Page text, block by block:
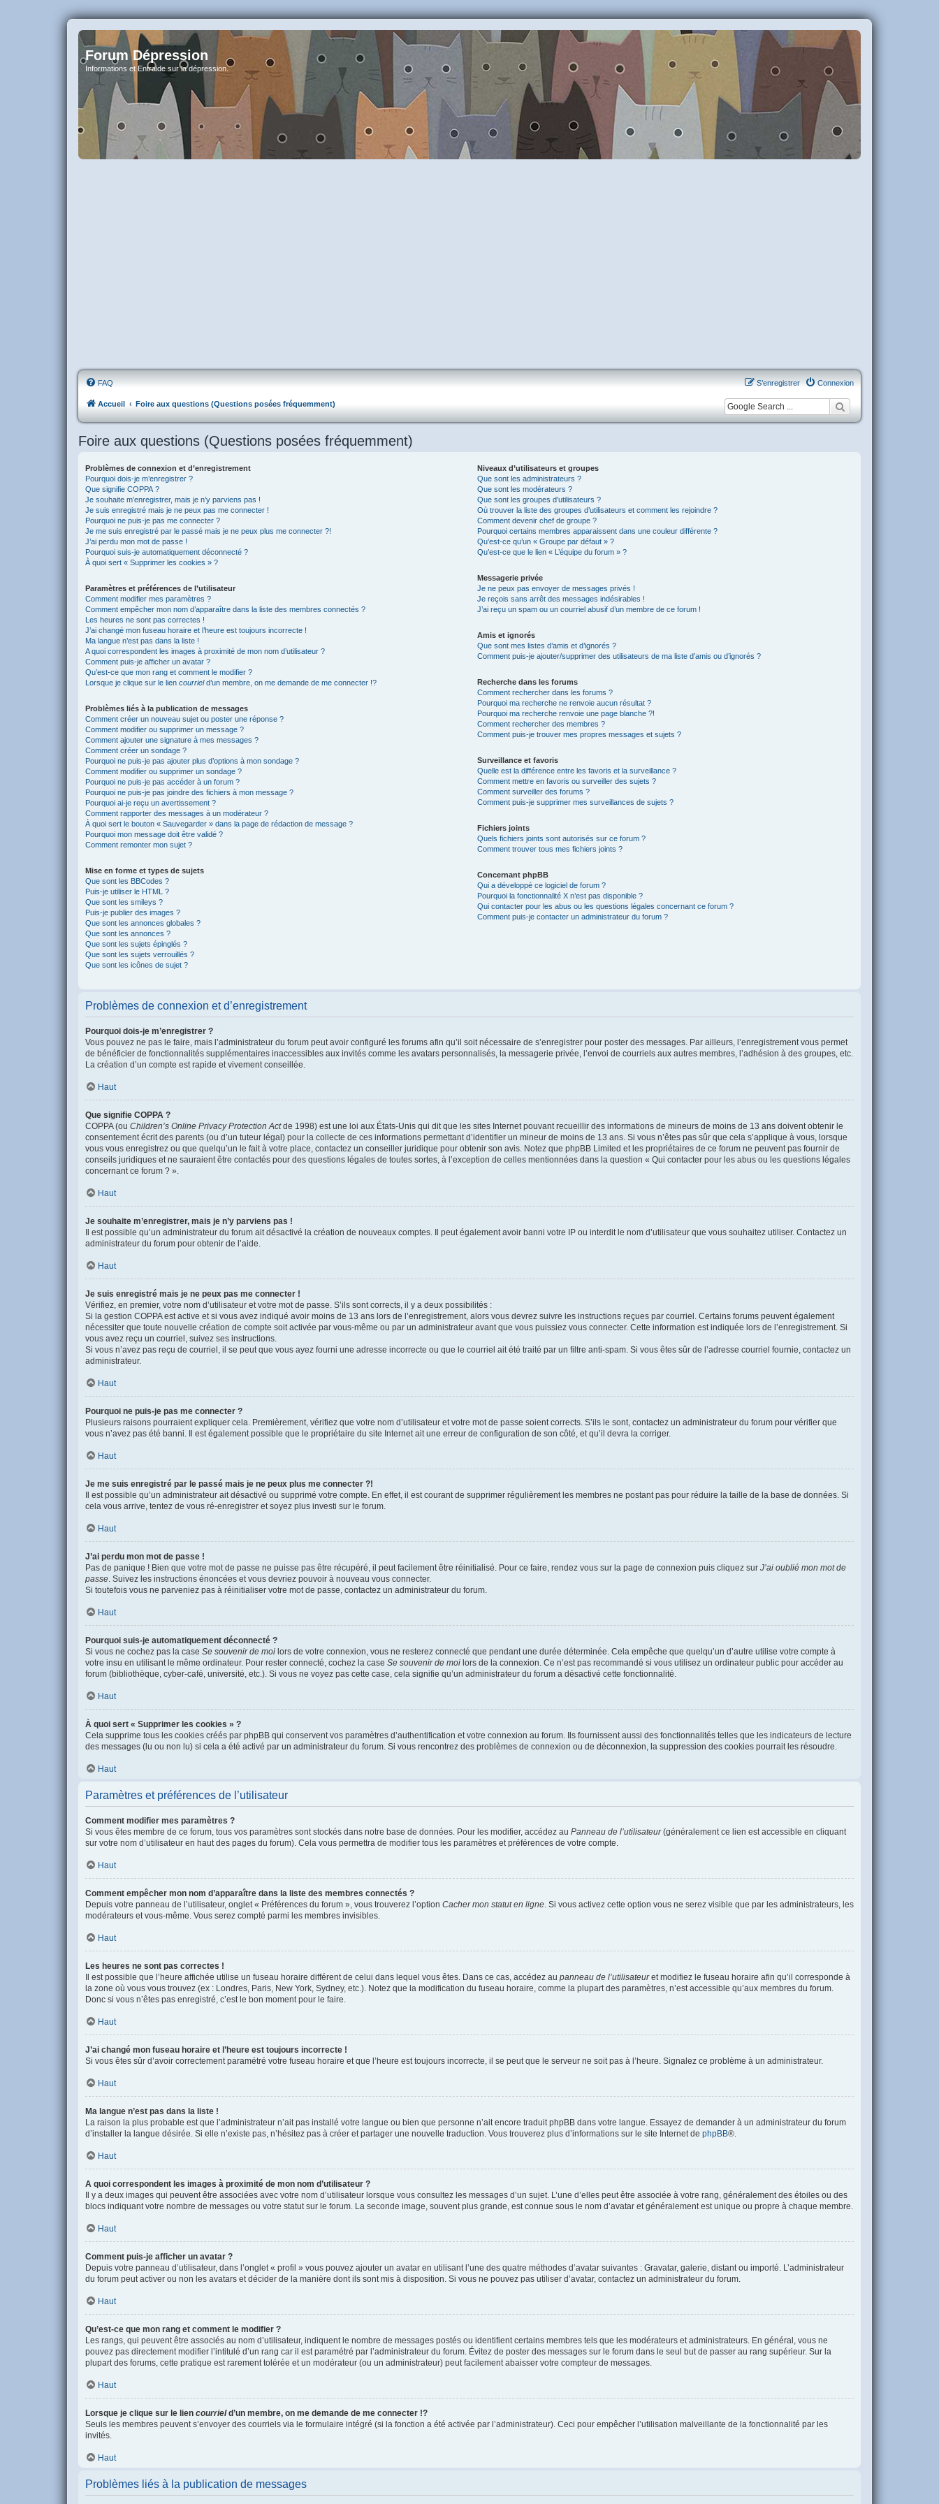
Forum Dépression
Informations et Entraide sur la dépression.
FAQ Connexion
S’enregistrer
Accueil Foire aux questions (Questions posées fréquemment)
Foire aux questions (Questions posées fréquemment)
Problèmes de connexion et d’enregistrement
Pourquoi dois-je m’enregistrer ?
Que signifie COPPA ?
Je souhaite m’enregistrer, mais je n’y parviens pas !
Je suis enregistré mais je ne peux pas me connecter !
Pourquoi ne puis-je pas me connecter ?
Je me suis enregistré par le passé mais je ne peux plus me connecter ?!
J’ai perdu mon mot de passe !
Pourquoi suis-je automatiquement déconnecté ?
À quoi sert « Supprimer les cookies » ?
Paramètres et préférences de l’utilisateur
Comment modifier mes paramètres ?
Comment empêcher mon nom d’apparaître dans la liste des membres connectés ?
Les heures ne sont pas correctes !
J’ai changé mon fuseau horaire et l’heure est toujours incorrecte !
Ma langue n’est pas dans la liste !
A quoi correspondent les images à proximité de mon nom d’utilisateur ?
Comment puis-je afficher un avatar ?
Qu’est-ce que mon rang et comment le modifier ?
Lorsque je clique sur le lien courrield’un membre, on me demande de me connecter !?
Problèmes liés à la publication de messages
Comment créer un nouveau sujet ou poster une réponse ?
Comment modifier ou supprimer un message ?
Comment ajouter une signature à mes messages ?
Comment créer un sondage ?
Pourquoi ne puis-je pas ajouter plus d’options à mon sondage ?
Comment modifier ou supprimer un sondage ?
Pourquoi ne puis-je pas accéder à un forum ?
Pourquoi ne puis-je pas joindre des fichiers à mon message ?
Pourquoi ai-je reçu un avertissement ?
Comment rapporter des messages à un modérateur ?
À quoi sert le bouton « Sauvegarder » dans la page de rédaction de message ?
Pourquoi mon message doit être validé ?
Comment remonter mon sujet ?
Mise en forme et types de sujets
Que sont les BBCodes ?
Puis-je utiliser le HTML ?
Que sont les smileys ?
Puis-je publier des images ?
Que sont les annonces globales ?
Que sont les annonces ?
Que sont les sujets épinglés ?
Que sont les sujets verrouillés ?
Que sont les icônes de sujet ?
Niveaux d’utilisateurs et groupes
Que sont les administrateurs ?
Que sont les modérateurs ?
Que sont les groupes d’utilisateurs ?
Où trouver la liste des groupes d’utilisateurs et comment les rejoindre ?
Comment devenir chef de groupe ?
Pourquoi certains membres apparaissent dans une couleur différente ?
Qu’est-ce qu’un « Groupe par défaut » ?
Qu’est-ce que le lien « L’équipe du forum » ?
Messagerie privée
Je ne peux pas envoyer de messages privés !
Je reçois sans arrêt des messages indésirables !
J’ai reçu un spam ou un courriel abusif d’un membre de ce forum !
Amis et ignorés
Que sont mes listes d’amis et d’ignorés ?
Comment puis-je ajouter/supprimer des utilisateurs de ma liste d’amis ou d’ignorés ?
Recherche dans les forums
Comment rechercher dans les forums ?
Pourquoi ma recherche ne renvoie aucun résultat ?
Pourquoi ma recherche renvoie une page blanche ?!
Comment rechercher des membres ?
Comment puis-je trouver mes propres messages et sujets ?
Surveillance et favoris
Quelle est la différence entre les favoris et la surveillance ?
Comment mettre en favoris ou surveiller des sujets ?
Comment surveiller des forums ?
Comment puis-je supprimer mes surveillances de sujets ?
Fichiers joints
Quels fichiers joints sont autorisés sur ce forum ?
Comment trouver tous mes fichiers joints ?
Concernant phpBB
Qui a développé ce logiciel de forum ?
Pourquoi la fonctionnalité X n’est pas disponible ?
Qui contacter pour les abus ou les questions légales concernant ce forum ?
Comment puis-je contacter un administrateur du forum ?
Problèmes de connexion et d’enregistrement
Pourquoi dois-je m’enregistrer ?
Vous pouvez ne pas le faire, mais l’administrateur du forum peut avoir configuré les forums afin qu’il soit nécessaire de s’enregistrer pour poster des messages. Par ailleurs, l’enregistrement vous permet
de bénéficier de fonctionnalités supplémentaires inaccessibles aux invités comme les avatars personnalisés, la messagerie privée, l’envoi de courriels aux autres membres, l’adhésion à des groupes, etc.
La création d’un compte est rapide et vivement conseillée.
Haut
Que signifie COPPA ?
COPPA (ou Children’s Online Privacy Protection Actde 1998) est une loi aux États-Unis qui dit que les sites Internet pouvant recueillir des informations de mineurs de moins de 13 ans doivent obtenir le
consentement écrit des parents (ou d’un tuteur légal) pour la collecte de ces informations permettant d’identifier un mineur de moins de 13 ans. Si vous n’êtes pas sûr que cela s’applique à vous, lorsque
vous vous enregistrez ou que quelqu’un le fait à votre place, contactez un conseiller juridique pour obtenir son avis. Notez que phpBB Limited et les propriétaires de ce forum ne peuvent pas fournir de
conseils juridiques et ne sauraient être contactés pour des questions légales de toutes sortes, à l’exception de celles mentionnées dans la question « Qui contacter pour les abus ou les questions légales
concernant ce forum ? ».
Haut
Je souhaite m’enregistrer, mais je n’y parviens pas !
Il est possible qu’un administrateur du forum ait désactivé la création de nouveaux comptes. Il peut également avoir banni votre IP ou interdit le nom d’utilisateur que vous souhaitez utiliser. Contactez un
administrateur du forum pour obtenir de l’aide.
Haut
Je suis enregistré mais je ne peux pas me connecter !
Vérifiez, en premier, votre nom d’utilisateur et votre mot de passe. S’ils sont corrects, il y a deux possibilités :
Si la gestion COPPA est active et si vous avez indiqué avoir moins de 13 ans lors de l’enregistrement, alors vous devrez suivre les instructions reçues par courriel. Certains forums peuvent également
nécessiter que toute nouvelle création de compte soit activée par vous-même ou par un administrateur avant que vous puissiez vous connecter. Cette information est indiquée lors de l’enregistrement. Si
vous avez reçu un courriel, suivez ses instructions.
Si vous n’avez pas reçu de courriel, il se peut que vous ayez fourni une adresse incorrecte ou que le courriel ait été traité par un filtre anti-spam. Si vous êtes sûr de l’adresse courriel fournie, contactez un
administrateur.
Haut
Pourquoi ne puis-je pas me connecter ?
Plusieurs raisons pourraient expliquer cela. Premièrement, vérifiez que votre nom d’utilisateur et votre mot de passe soient corrects. S’ils le sont, contactez un administrateur du forum pour vérifier que
vous n’avez pas été banni. Il est également possible que le propriétaire du site Internet ait une erreur de configuration de son côté, et qu’il devra la corriger.
Haut
Je me suis enregistré par le passé mais je ne peux plus me connecter ?!
Il est possible qu’un administrateur ait désactivé ou supprimé votre compte. En effet, il est courant de supprimer régulièrement les membres ne postant pas pour réduire la taille de la base de données. Si
cela vous arrive, tentez de vous ré-enregistrer et soyez plus investi sur le forum.
Haut
J’ai perdu mon mot de passe !
Pas de panique ! Bien que votre mot de passe ne puisse pas être récupéré, il peut facilement être réinitialisé. Pour ce faire, rendez vous sur la page de connexion puis cliquez sur J’ai oublié mon mot de
passe. Suivez les instructions énoncées et vous devriez pouvoir à nouveau vous connecter.
Si toutefois vous ne parveniez pas à réinitialiser votre mot de passe, contactez un administrateur du forum.
Haut
Pourquoi suis-je automatiquement déconnecté ?
Si vous ne cochez pas la case Se souvenir de moi lors de votre connexion, vous ne resterez connecté que pendant une durée déterminée. Cela empêche que quelqu’un d’autre utilise votre compte à
votre insu en utilisant le même ordinateur. Pour rester connecté, cochez la case Se souvenir de moi lors de la connexion. Ce n’est pas recommandé si vous utilisez un ordinateur public pour accéder au
forum (bibliothèque, cyber-café, université, etc.). Si vous ne voyez pas cette case, cela signifie qu’un administrateur du forum a désactivé cette fonctionnalité.
Haut
À quoi sert « Supprimer les cookies » ?
Cela supprime tous les cookies créés par phpBB qui conservent vos paramètres d’authentification et votre connexion au forum. Ils fournissent aussi des fonctionnalités telles que les indicateurs de lecture
des messages (lu ou non lu) si cela a été activé par un administrateur du forum. Si vous rencontrez des problèmes de connexion ou de déconnexion, la suppression des cookies pourrait les résoudre.
Haut
Paramètres et préférences de l’utilisateur
Comment modifier mes paramètres ?
Si vous êtes membre de ce forum, tous vos paramètres sont stockés dans notre base de données. Pour les modifier, accédez au Panneau de l’utilisateur(généralement ce lien est accessible en cliquant
sur votre nom d’utilisateur en haut des pages du forum). Cela vous permettra de modifier tous les paramètres et préférences de votre compte.
Haut
Comment empêcher mon nom d’apparaître dans la liste des membres connectés ?
Depuis votre panneau de l’utilisateur, onglet « Préférences du forum », vous trouverez l’option Cacher mon statut en ligne. Si vous activez cette option vous ne serez visible que par les administrateurs, les
modérateurs et vous-même. Vous serez compté parmi les membres invisibles.
Haut
Les heures ne sont pas correctes !
Il est possible que l’heure affichée utilise un fuseau horaire différent de celui dans lequel vous êtes. Dans ce cas, accédez au panneau de l’utilisateuret modifiez le fuseau horaire afin qu’il corresponde à
la zone où vous vous trouvez (ex : Londres, Paris, New York, Sydney, etc.). Notez que la modification du fuseau horaire, comme la plupart des paramètres, n’est accessible qu’aux membres du forum.
Donc si vous n’êtes pas enregistré, c’est le bon moment pour le faire.
Haut
J’ai changé mon fuseau horaire et l’heure est toujours incorrecte !
Si vous êtes sûr d’avoir correctement paramétré votre fuseau horaire et que l’heure est toujours incorrecte, il se peut que le serveur ne soit pas à l’heure. Signalez ce problème à un administrateur.
Haut
Ma langue n’est pas dans la liste !
La raison la plus probable est que l’administrateur n’ait pas installé votre langue ou bien que personne n’ait encore traduit phpBB dans votre langue. Essayez de demander à un administrateur du forum
d’installer la langue désirée. Si elle n’existe pas, n’hésitez pas à créer et partager une nouvelle traduction. Vous trouverez plus d’informations sur le site Internet de phpBB®.
Haut
A quoi correspondent les images à proximité de mon nom d’utilisateur ?
Il y a deux images qui peuvent être associées avec votre nom d’utilisateur lorsque vous consultez les messages d’un sujet. L’une d’elles peut être associée à votre rang, généralement des étoiles ou des
blocs indiquant votre nombre de messages ou votre statut sur le forum. La seconde image, souvent plus grande, est connue sous le nom d’avatar et généralement est unique ou propre à chaque membre.
Haut
Comment puis-je afficher un avatar ?
Depuis votre panneau d’utilisateur, dans l’onglet « profil » vous pouvez ajouter un avatar en utilisant l’une des quatre méthodes d’avatar suivantes : Gravatar, galerie, distant ou importé. L’administrateur
du forum peut activer ou non les avatars et décider de la manière dont ils sont mis à disposition. Si vous ne pouvez pas utiliser d’avatar, contactez un administrateur du forum.
Haut
Qu’est-ce que mon rang et comment le modifier ?
Les rangs, qui peuvent être associés au nom d’utilisateur, indiquent le nombre de messages postés ou identifient certains membres tels que les modérateurs et administrateurs. En général, vous ne
pouvez pas directement modifier l’intitulé d’un rang car il est paramétré par l’administrateur du forum. Évitez de poster des messages sur le forum dans le seul but de passer au rang supérieur. Sur la
plupart des forums, cette pratique est rarement tolérée et un modérateur (ou un administrateur) peut facilement abaisser votre compteur de messages.
Haut
Lorsque je clique sur le lien courrield’un membre, on me demande de me connecter !?
Seuls les membres peuvent s’envoyer des courriels via le formulaire intégré (si la fonction a été activée par l’administrateur). Ceci pour empêcher l’utilisation malveillante de la fonctionnalité par les
invités.
Haut
Problèmes liés à la publication de messages